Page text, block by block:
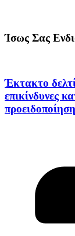
Ίσως Σας
Έκτακτο
επικίνδυνες